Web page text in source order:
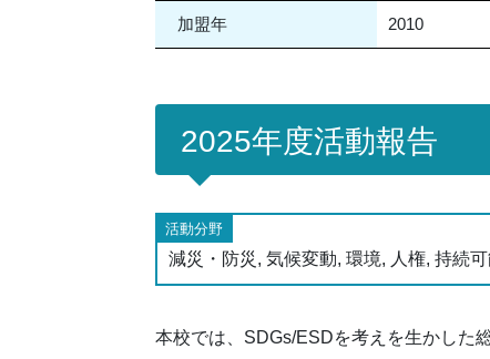
加盟年 2010
2025年度活動報告
活動分野
減災・防災, 気候変動, 環境, 人権, 持続
本校では、SDGs/ESDを考えを生かした